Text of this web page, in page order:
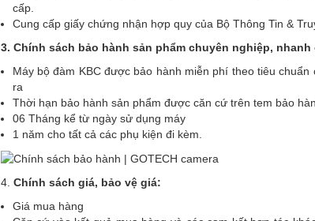
cấp.
Cung cấp giấy chứng nhận hợp quy của Bộ Thông Tin &
3. Chính sách bảo hành sản phẩm chuyên nghiệp, nhanh
Máy bộ đàm KBC được bảo hành miễn phí theo tiêu
ra
Thời hạn bảo hành sản phẩm được căn cứ trên tem bảo
06 Tháng kể từ ngày sử dụng máy
1 năm cho tất cả các phụ kiện đi kèm.
​4. Chính sách giá, bảo vệ giá:
Giá mua hàng